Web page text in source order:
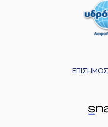
ΕΠΙΣΗΜΟΣ